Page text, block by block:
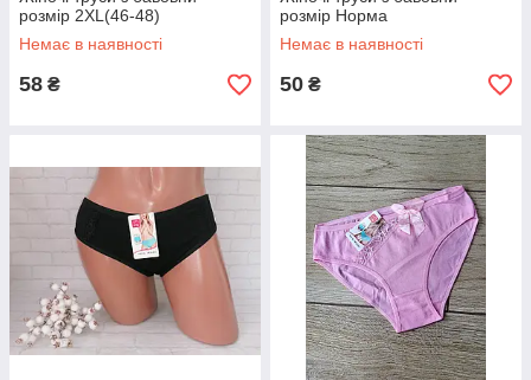
розмір 2ХL(46-48)
Немає в наявності
58 ₴
розмір Норма
Немає в наявності
50 ₴